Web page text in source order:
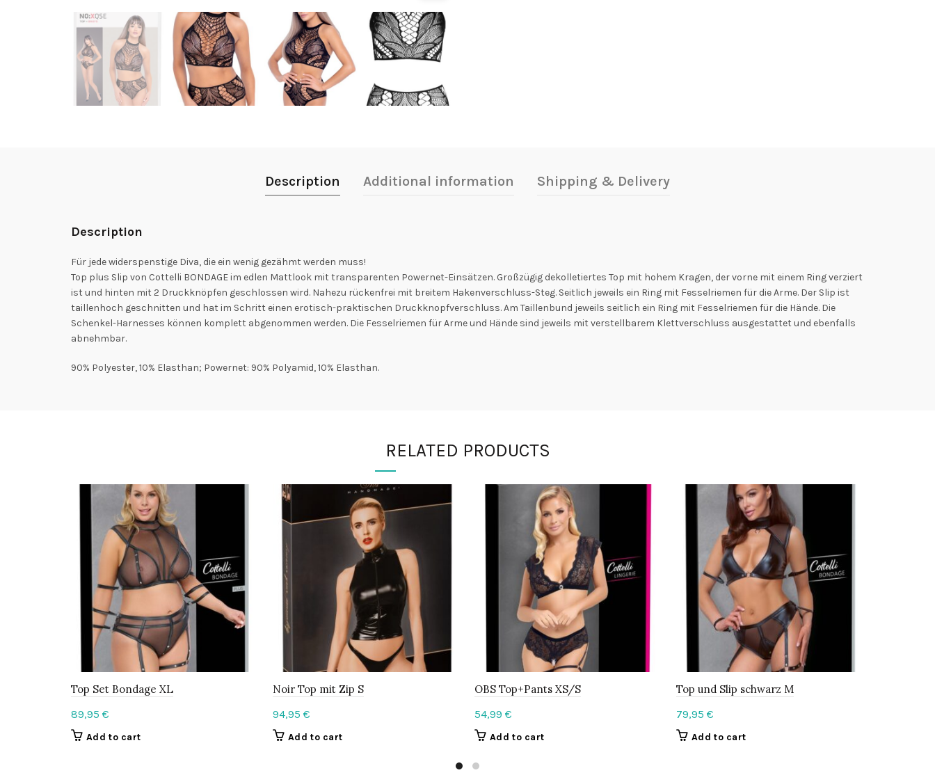
Description Additional information Shipping & Delivery
Description
Für jede widerspenstige Diva, die ein wenig gezähmt werden muss!
Top plus Slip von Cottelli BONDAGE im edlen Mattlook mit transparenten Powernet-Einsätzen. Großzügig dekolletiertes Top mit hohem Kragen, der vorne mit einem Ring verziert
ist und hinten mit 2 Druckknöpfen geschlossen wird. Nahezu rückenfrei mit breitem Hakenverschluss-Steg. Seitlich jeweils ein Ring mit Fesselriemen für die Arme. Der Slip ist
taillenhoch geschnitten und hat im Schritt einen erotisch-praktischen Druckknopfverschluss. Am Taillenbund jeweils seitlich ein Ring mit Fesselriemen für die Hände. Die
Schenkel-Harnesses können komplett abgenommen werden. Die Fesselriemen für Arme und Hände sind jeweils mit verstellbarem Klettverschluss ausgestattet und ebenfalls
abnehmbar.
90% Polyester, 10% Elasthan; Powernet: 90% Polyamid, 10% Elasthan.
RELATED PRODUCTS
Top Set Bondage XL
89,95 €
Add to cart
Noir Top mit Zip S
94,95 €
Add to cart
OBS Top+Pants XS/S
54,99 €
Add to cart
Top und Slip schwarz M
79,95 €
Add to cart